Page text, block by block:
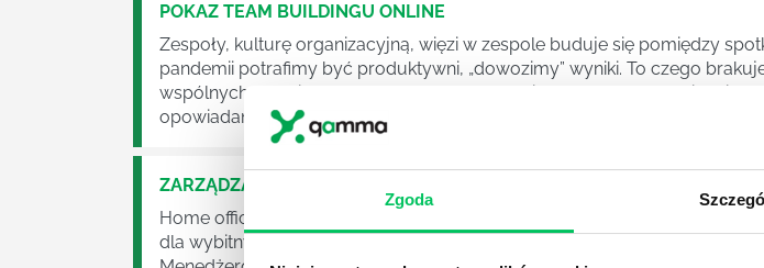
Zgoda
POKAZ TEAM BUILDINGU ONLINE
Zespoły, kulturę organizacyjną, więzi w zespole buduje się pomiędzy
pandemii potrafimy być produktywni, „dowozimy” wyniki. To czego
wspólnych doświadczeń o charakterze pozabiznesowym
opowiadanych historii na temat tego jak ten czy tamten na ostatnim team...
ZARZĄDZANIE SOBĄ W PRACY ZDALNEJ
Home office. Marzymy o nim od kiedy zaistniał na rynku pracy. Najpierw
dla wybitnych jednostek, raz w miesiącu. Później coraz śmielej